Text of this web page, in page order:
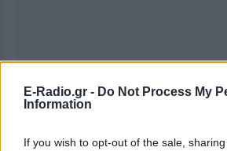
E-Radio.gr - Do Not Process My
Information
If you wish to opt-out of the sale,
και μάθετε πρώτοι τα πιο hot